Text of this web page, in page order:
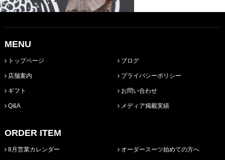
MENU
トップページ
店舗案内
ギフト
Q&A
ブログ
プライバシーポリシー
お問い合わせ
メディア掲載実績
ORDER ITEM
8月営業カレンダー オーダースーツ始めての方へ